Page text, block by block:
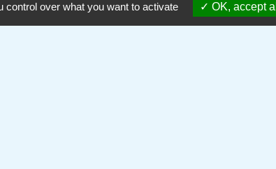
over what you want to activate OK, accept all